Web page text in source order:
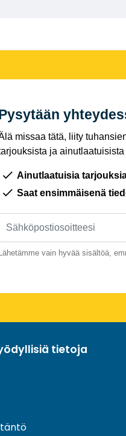
missaa tätä, liity
ja
Ainutlaatuisia
Saat ensimmäisenä
Lähetämme vain hyvää sisältöä,
tietoja